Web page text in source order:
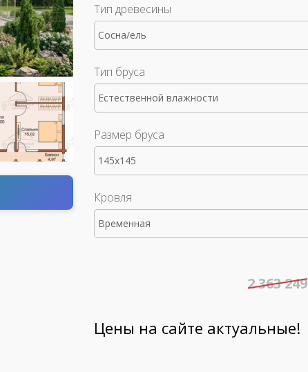
Тип древесины
Сосна/ель
Тип бруса
Естественной влажности
Размер бруса
145x145
Кровля
Временная
2 363 249
Цены на сайте актуальные!